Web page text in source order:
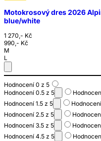
Motokrosový dres 2026
blue/white
1 270,- Kč
990,- Kč
M
L
Hodnocení 0 z 5
Hodnocení 0.5 z 5
Hodnocení 1.5 z 5
Hodnocení 2.5 z 5
Hodnocení 3.5 z 5
Hodnocení 4.5 z 5